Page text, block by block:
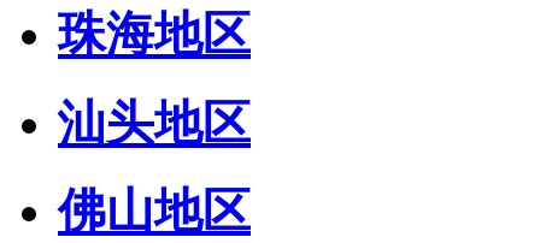
珠海地区
汕头地区
佛山地区